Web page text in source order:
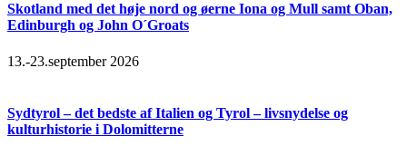
Skotland med det høje nord og øerne Iona og Mull samt Oban,
Edinburgh og John O´Groats
13.-23.september 2026
Sydtyrol – det bedste af Italien og Tyrol – livsnydelse og
kulturhistorie i Dolomitterne